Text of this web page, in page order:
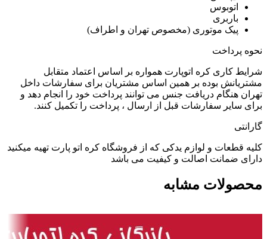
اتوبوس
باربری
پیک موتوری (مخصوص تهران و اطراف)
نحوه پرداخت
شرایط کاری کره اتوپارت همواره بر اساس اعتماد متقابل
مشتریانش بوده بر همین اساس مشتریان برای سفارشات داخل
تهران هنگام دریافت جنس می توانند پرداخت خود را انجام دهد و
برای سایر سفارشات قبل از ارسال ، پرداخت را تکمیل کنند.
گارانتی
کلیه قطعات و لوازم یدکی که از فروشگاه کره اتو پارت تهیه میکنید
دارای ضمانت اصالت و کیفیت می باشد
محصولات مشابه